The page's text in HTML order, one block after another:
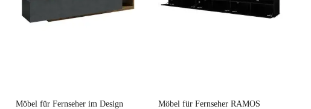
Möbel für Fernseher im Design
Möbel für Fernseher RAMOS